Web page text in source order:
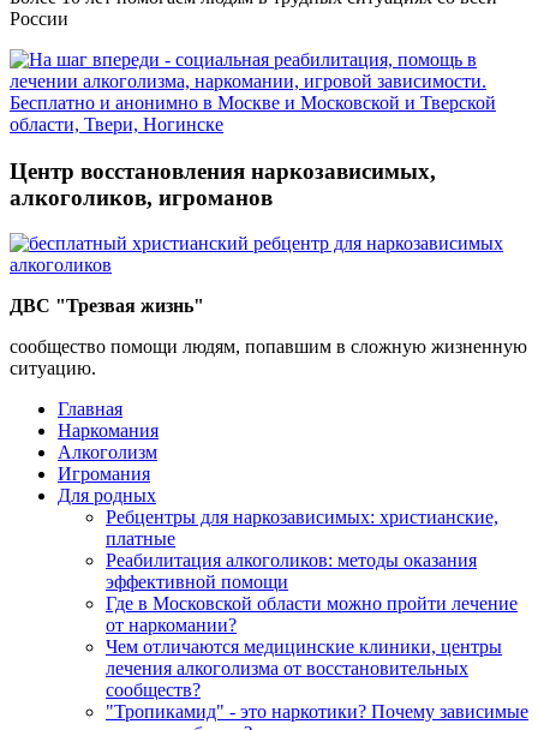
России
Центр восстановления наркозависимых,
алкоголиков, игроманов
ДВС "Трезвая жизнь"
сообщество помощи людям, попавшим в сложную жизненную
ситуацию.
Главная
Наркомания
Алкоголизм
Игромания
Для родных
Ребцентры для наркозависимых: христианские,
платные
Реабилитация алкоголиков: методы оказания
эффективной помощи
Где в Московской области можно пройти лечение
от наркомании?
Чем отличаются медицинские клиники, центры
лечения алкоголизма от восстановительных
сообществ?
"Тропикамид" - это наркотики? Почему зависимые